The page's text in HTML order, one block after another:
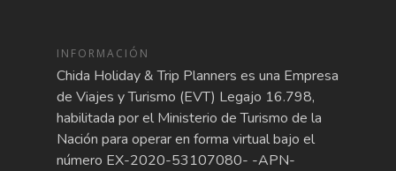
INFORMACIÓN
Chida Holiday & Trip Planners es una Empresa
de Viajes y Turismo (EVT) Legajo 16.798,
habilitada por el Ministerio de Turismo de la
Nación para operar en forma virtual bajo el
número EX-2020-53107080- -APN-